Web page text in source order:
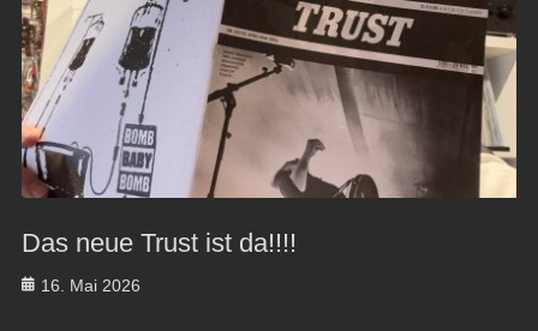
Das neue Trust ist da!!!!
Posted
16. Mai 2026